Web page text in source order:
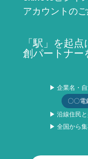
アカウントの
「駅」を起
創パートナー
▶ 企業名・
〇〇電
▶ 沿線住民
▶ 全国から